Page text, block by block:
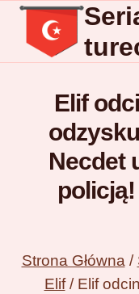
Przejdź
treści
Elif
Necdet
Strona Główna /
Elif / Elif